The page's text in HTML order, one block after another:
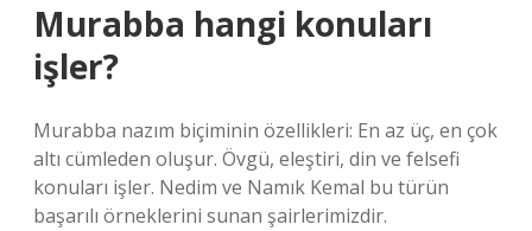
Murabba hangi konuları
işler?
Murabba nazım biçiminin özellikleri: En az üç, en çok
altı cümleden oluşur. Övgü, eleştiri, din ve felsefi
konuları işler. Nedim ve Namık Kemal bu türün
başarılı örneklerini sunan şairlerimizdir.